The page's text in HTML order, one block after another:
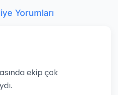
Yorumları
ekip çok